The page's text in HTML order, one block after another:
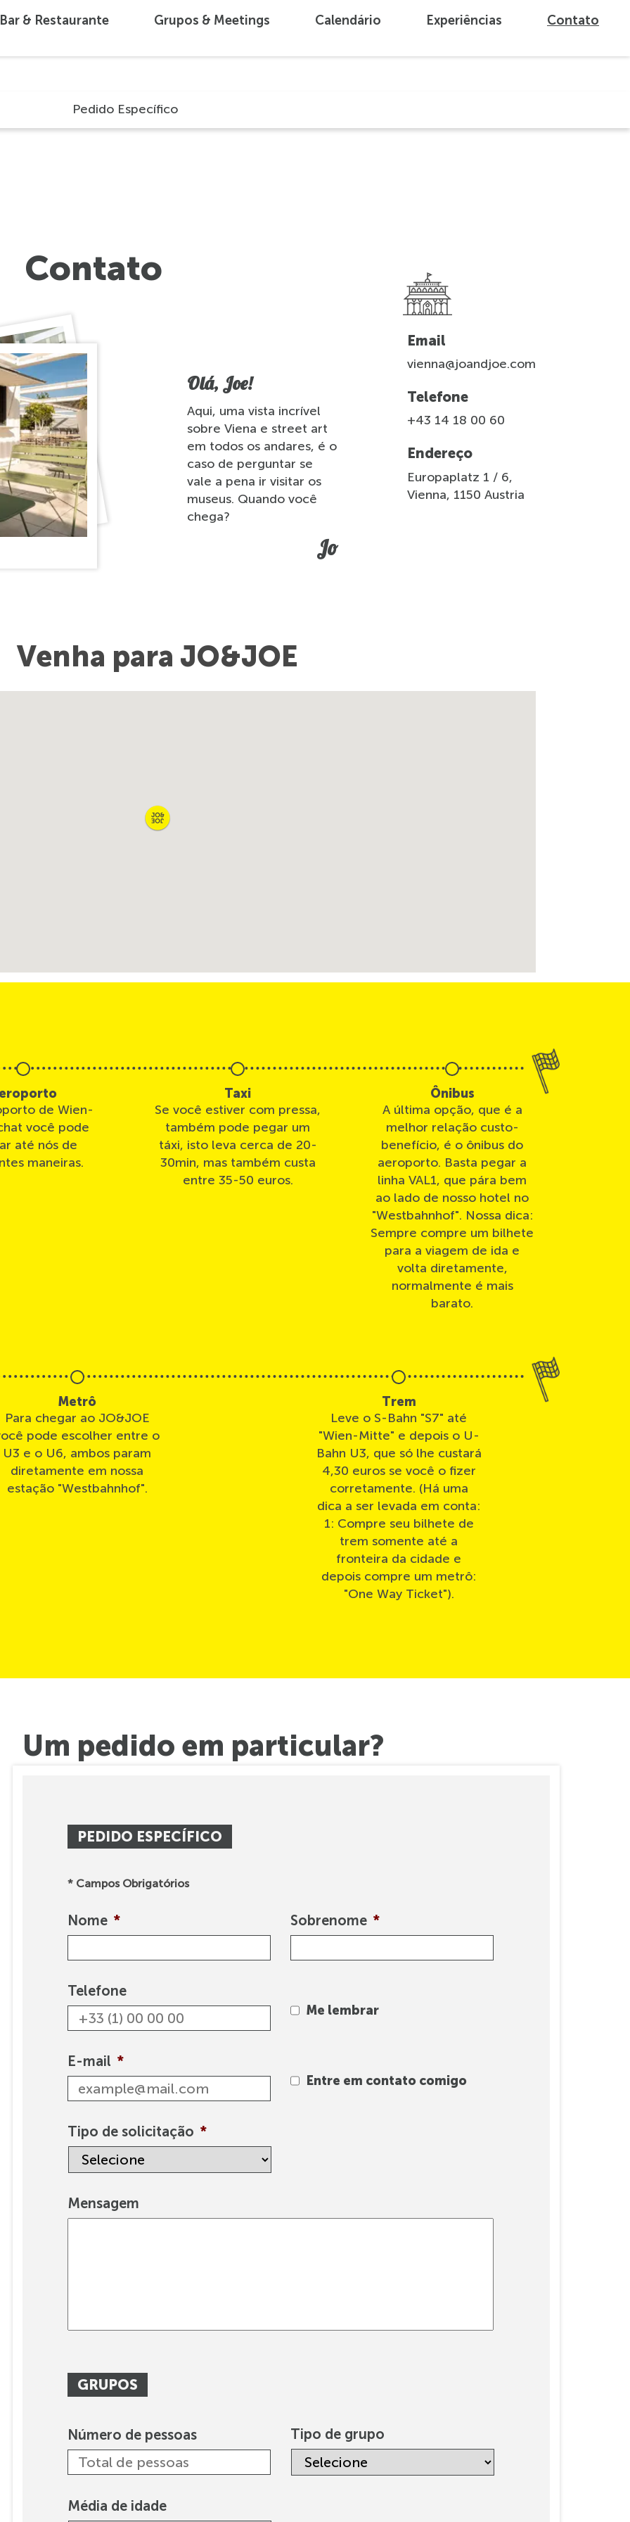
Bar & Restaurante Grupos & Meetings Calendário Experiências Contato
Pedido Específico
Contato
Olá, Joe!
Aqui, uma vista incrível
sobre Viena e street art
em todos os andares, é o
caso de perguntar se
vale a pena ir visitar os
museus. Quando você
chega?
Jo
Email
vienna@joandjoe.com
Telefone
+43 14 18 00 60
Endereço
Europaplatz 1 / 6,
Vienna, 1150 Austria
Venha para JO&JOE
de Wien-
você pode
até nós de
maneiras.
Taxi
Se você estiver com pressa,
também pode pegar um
táxi, isto leva cerca de 20-
30min, mas também custa
entre 35-50 euros.
Ônibus
A última opção, que é a
melhor relação custo-
benefício, é o ônibus do
aeroporto. Basta pegar a
linha VAL1, que pára bem
ao lado de nosso hotel no
"Westbahnhof". Nossa dica:
Sempre compre um bilhete
para a viagem de ida e
volta diretamente,
normalmente é mais
barato.
Metrô
Para chegar ao JO&JOE
pode escolher entre o
U3 e o U6, ambos param
diretamente em nossa
estação "Westbahnhof".
Trem
Leve o S-Bahn "S7" até
"Wien-Mitte" e depois o U-
Bahn U3, que só lhe custará
4,30 euros se você o fizer
corretamente. (Há uma
dica a ser levada em conta:
1: Compre seu bilhete de
trem somente até a
fronteira da cidade e
depois compre um metrô:
"One Way Ticket").
Um pedido em particular?
PEDIDO ESPECÍFICO
* Campos Obrigatórios
Nome * Sobrenome *
Telefone
Me lembrar
E-mail *
Entre em contato comigo
Tipo de solicitação *
Mensagem
GRUPOS
Número de pessoas Tipo de grupo
Média de idade